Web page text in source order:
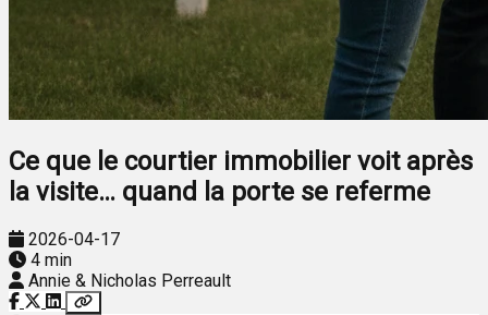
Ce que le courtier immobilier voit après
la visite… quand la porte se referme
2026-04-17
4 min
Annie & Nicholas Perreault